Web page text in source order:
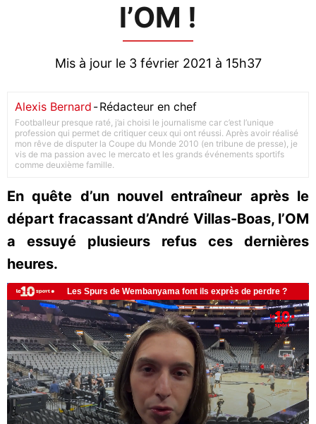
l’OM !
Mis à jour le 3 février 2021 à 15h37
Alexis Bernard -Rédacteur en chef
Footballeur presque raté, j’ai choisi le journalisme car c’est l’unique
profession qui permet de critiquer ceux qui ont réussi. Après avoir réalisé
mon rêve de disputer la Coupe du Monde 2010 (en tribune de presse), je
vis de ma passion avec le mercato et les grands événements sportifs
comme deuxième famille.
En quête d’un nouvel entraîneur après le
départ fracassant d’André Villas-Boas, l’OM
a essuyé plusieurs refus ces dernières
heures.